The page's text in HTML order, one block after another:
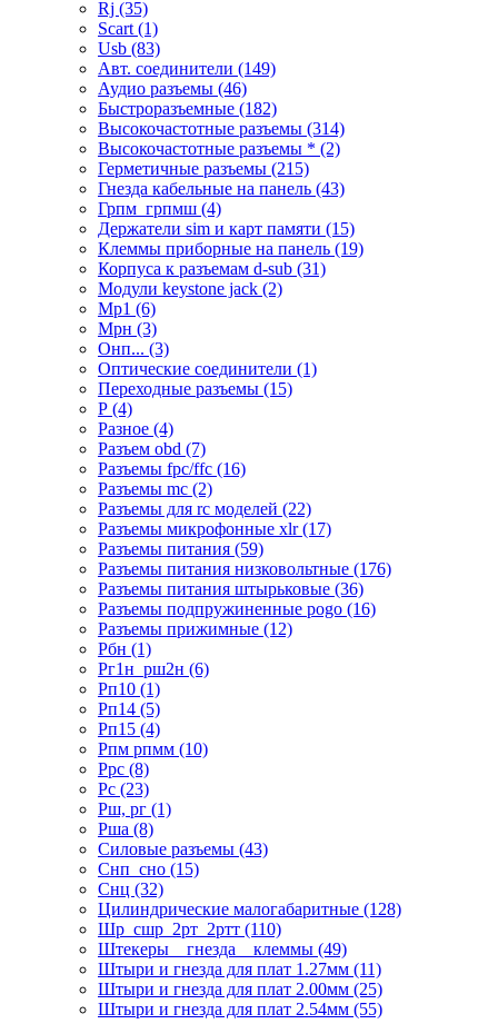
Rj (35)
Scart (1)
Usb (83)
Авт. соединители (149)
Аудио разъемы (46)
Быстроразъемные (182)
Высокочастотные разъемы (314)
Высокочастотные разъемы * (2)
Герметичные разъемы (215)
Гнезда кабельные на панель (43)
Грпм_грпмш (4)
Держатели sim и карт памяти (15)
Клеммы приборные на панель (19)
Корпуса к разъемам d-sub (31)
Модули keystone jack (2)
Мр1 (6)
Мрн (3)
Онп... (3)
Оптические соединители (1)
Переходные разъемы (15)
Р (4)
Разное (4)
Разъем obd (7)
Разъемы fpc/ffc (16)
Разъемы mc (2)
Разъемы для rc моделей (22)
Разъемы микрофонные xlr (17)
Разъемы питания (59)
Разъемы питания низковольтные (176)
Разъемы питания штырьковые (36)
Разъемы подпружиненные pogo (16)
Разъемы прижимные (12)
Рбн (1)
Рг1н_рш2н (6)
Рп10 (1)
Рп14 (5)
Рп15 (4)
Рпм рпмм (10)
Ррс (8)
Рс (23)
Рш, рг (1)
Рша (8)
Силовые разъемы (43)
Снп_сно (15)
Снц (32)
Цилиндрические малогабаритные (128)
Шр_сшр_2рт_2ртт (110)
Штекеры _ гнезда _ клеммы (49)
Штыри и гнезда для плат 1.27мм (11)
Штыри и гнезда для плат 2.00мм (25)
Штыри и гнезда для плат 2.54мм (55)